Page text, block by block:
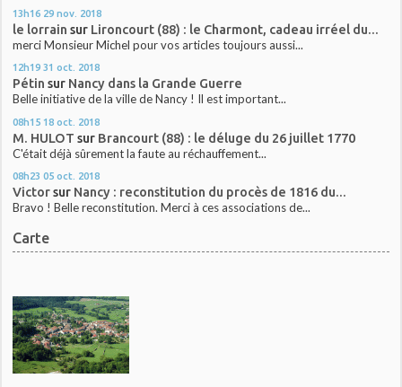
13h16 29 nov. 2018
le lorrain sur Lironcourt (88) : le Charmont, cadeau irréel du...
merci Monsieur Michel pour vos articles toujours aussi...
12h19 31 oct. 2018
Pétin sur Nancy dans la Grande Guerre
Belle initiative de la ville de Nancy ! Il est important...
08h15 18 oct. 2018
M. HULOT sur Brancourt (88) : le déluge du 26 juillet 1770
C'était déjà sûrement la faute au réchauffement...
08h23 05 oct. 2018
Victorsur Nancy : reconstitution du procès de 1816 du...
Bravo ! Belle reconstitution. Merci à ces associations de...
Carte